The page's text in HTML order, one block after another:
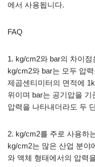
에서 사용됩니다.
FAQ
1. kg/cm2와 bar의 차이
kg/cm2와 bar는 모두 압
제곱센티미터의 면적에
위이며 bar는 공기압을
압력을 나타내더라도 두
2. kg/cm2를 주로 사용하
kg/cm2는 많은 산업 분야
와 액체 형태에서의 압력